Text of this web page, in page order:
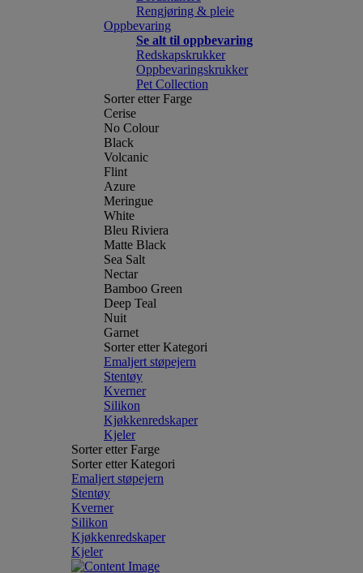
Rengjøring & pleie
Oppbevaring
Se alt til oppbevaring
Redskapskrukker
Oppbevaringskrukker
Pet Collection
Sorter etter Farge
Cerise
No Colour
Black
Volcanic
Flint
Azure
Meringue
White
Bleu Riviera
Matte Black
Sea Salt
Nectar
Bamboo Green
Deep Teal
Nuit
Garnet
Sorter etter Kategori
Emaljert støpejern
Stentøy
Kverner
Silikon
Kjøkkenredskaper
Kjeler
Sorter etter Farge
Sorter etter Kategori
Emaljert støpejern
Stentøy
Kverner
Silikon
Kjøkkenredskaper
Kjeler